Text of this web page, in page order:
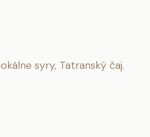
syry, Tatranský čaj.